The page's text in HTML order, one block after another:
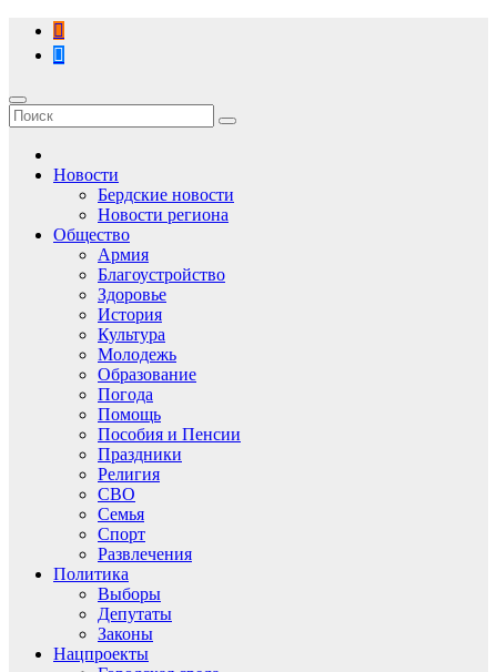
Перейти
содержимому
Новости
Бердские новости
Новости региона
Общество
Армия
Благоустройство
Здоровье
История
Культура
Молодежь
Образование
Погода
Помощь
Пособия и Пенсии
Праздники
Религия
СВО
Семья
Спорт
Развлечения
Политика
Выборы
Депутаты
Законы
Нацпроекты